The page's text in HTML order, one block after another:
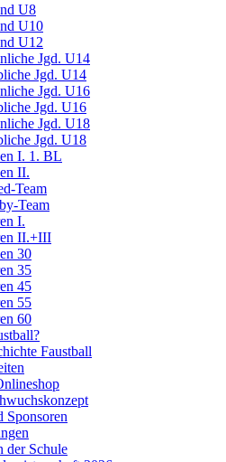
U8
U10
U12
Jgd. U14
Jgd. U14
Jgd. U16
Jgd. U16
Jgd. U18
Jgd. U18
I. 1. BL
II.
Team
Team
I.
II.+III
30
35
45
55
60
Faustball
Sponsoren
der Schule